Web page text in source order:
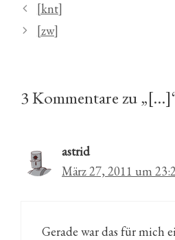
[knt]
[zw]
3 Kommentare zu
astrid
März 27, 2011 um
Gerade war das für mich